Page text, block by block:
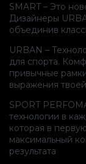
SMART – Это
Дизайнеры
объединив
URBAN –
для спорта.
привычные
выражения
SPORT
технологии в
которая в
максимальный
результата